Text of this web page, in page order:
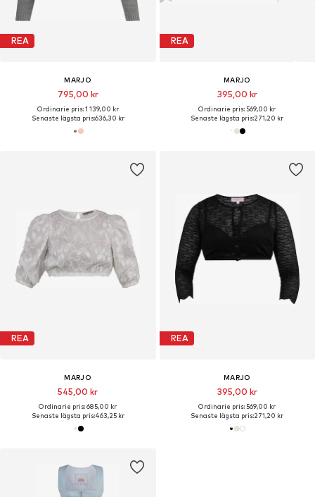
REA
MARJO
795,00 kr
Ordinarie pris: 1 139,00 kr
Senaste lägsta pris:636,30 kr
REA
MARJO
395,00 kr
Ordinarie pris: 569,00 kr
Senaste lägsta pris:271,20 kr
REA
MARJO
545,00 kr
Ordinarie pris: 685,00 kr
Senaste lägsta pris:463,25 kr
REA
MARJO
395,00 kr
Ordinarie pris: 569,00 kr
Senaste lägsta pris:271,20 kr